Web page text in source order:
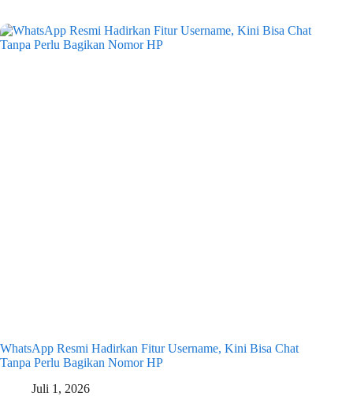
WhatsApp Resmi Hadirkan Fitur Username, Kini Bisa Chat
Tanpa Perlu Bagikan Nomor HP
Juli 1, 2026